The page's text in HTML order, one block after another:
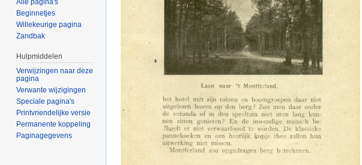
Alle pagina's
Beginnetjes
Willekeurige pagina
Zandbak
Hulpmiddelen
Verwijzingen naar deze
pagina
Verwante wijzigingen
Speciale pagina's
Printvriendelijke versie
Permanente koppeling
Paginagegevens